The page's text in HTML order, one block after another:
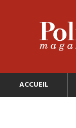
ACCUEIL